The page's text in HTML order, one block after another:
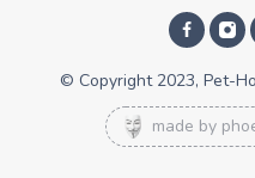
© Copyright 2023, Pet-
made by